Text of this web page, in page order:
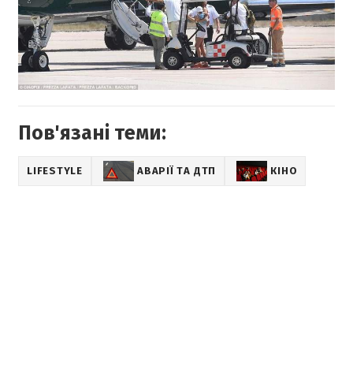
Пов'язані теми:
LIFESTYLE АВАРІЇ ТА ДТП КІНО